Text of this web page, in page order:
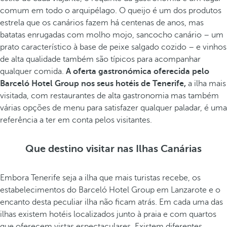
comum em todo o arquipélago. O queijo é um dos produtos
estrela que os canários fazem há centenas de anos, mas
batatas enrugadas com molho mojo, sancocho canário – um
prato característico à base de peixe salgado cozido – e vinhos
de alta qualidade também são típicos para acompanhar
qualquer comida. A oferta gastronómica oferecida pelo
Barceló Hotel Group nos seus hotéis de Tenerife, a ilha mais
visitada, com restaurantes de alta gastronomia mas também
várias opções de menu para satisfazer qualquer paladar, é uma
referência a ter em conta pelos visitantes.
Que destino visitar nas Ilhas Canárias
Embora Tenerife seja a ilha que mais turistas recebe, os
estabelecimentos do Barceló Hotel Group em Lanzarote e o
encanto desta peculiar ilha não ficam atrás. Em cada uma das
ilhas existem hotéis localizados junto à praia e com quartos